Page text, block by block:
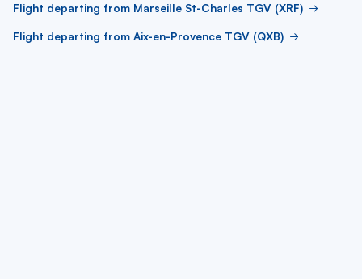
Flight departing from Marseille St-Charles TGV (XRF)
Flight departing from Aix-en-Provence TGV (QXB)